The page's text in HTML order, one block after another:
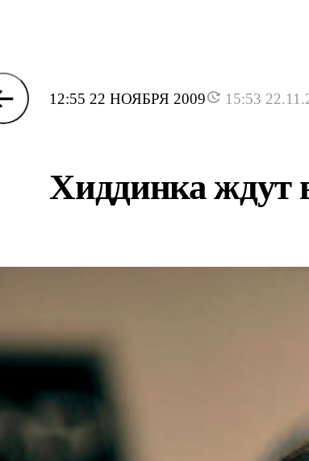
12:55 22 НОЯБРЯ 2009 15:53
Хиддинка ждут